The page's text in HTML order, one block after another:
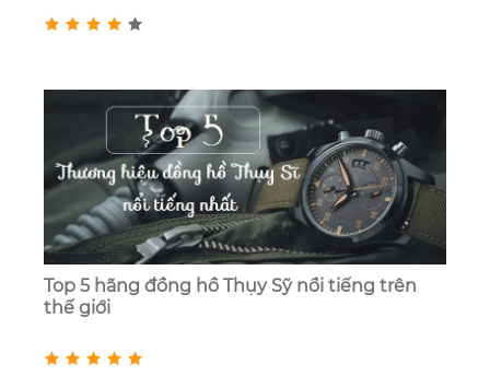
Top 5 hãng đồng hồ Thụy Sỹ nổi tiếng trên
thế giới